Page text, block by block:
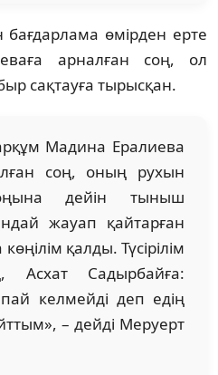
өмірден ерте
арналған соң, ол
сақтауға тырысқан.
Мадина Ералиева
соң, оның рухын
дейін тыныш
жауап қайтарған
қалды. Түсірілім
Асхат Садырбайға:
келмейді деп едің
– дейді Меруерт